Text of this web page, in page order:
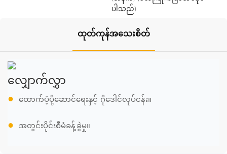
ပါသည်)
ထုတ်ကုန်အသေးစိတ်
လျှောက်လွှာ
● ထောက်ပံ့ပို့ဆောင်ရေးနှင့် ဂိုဒေါင်လုပ်ငန်း။
● အတွင်းပိုင်းစီမံခန့်ခွဲမှု။